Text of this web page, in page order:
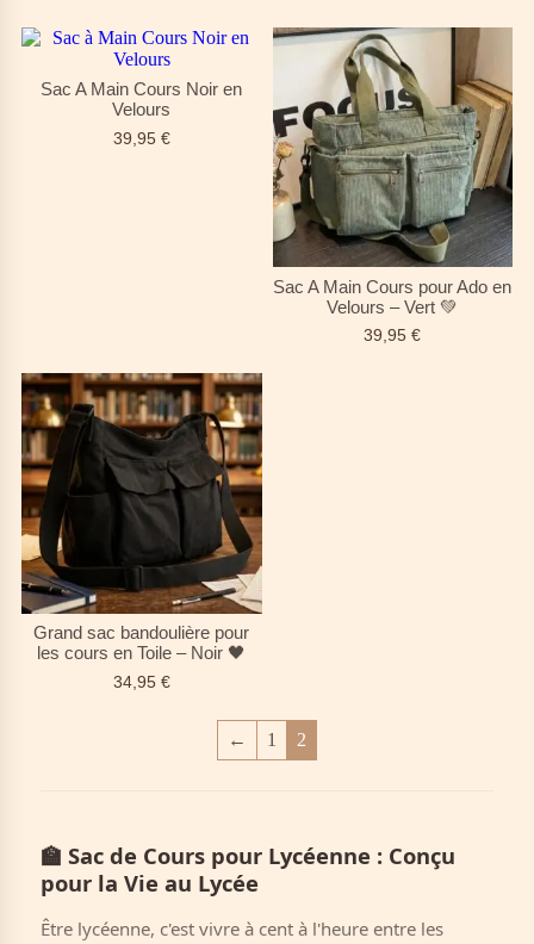
Sac A Main Cours Noir en
Velours
39,95 €
Sac A Main Cours pour Ado en
Velours – Vert 💚
39,95€
Grand sac bandoulière pour
les cours en Toile – Noir 🖤
34,95 €
← 1 2
🏫 Sac de Cours pour Lycéenne : Conçu
pour la Vie au Lycée
Être lycéenne, c'est vivre à cent à l'heure entre les